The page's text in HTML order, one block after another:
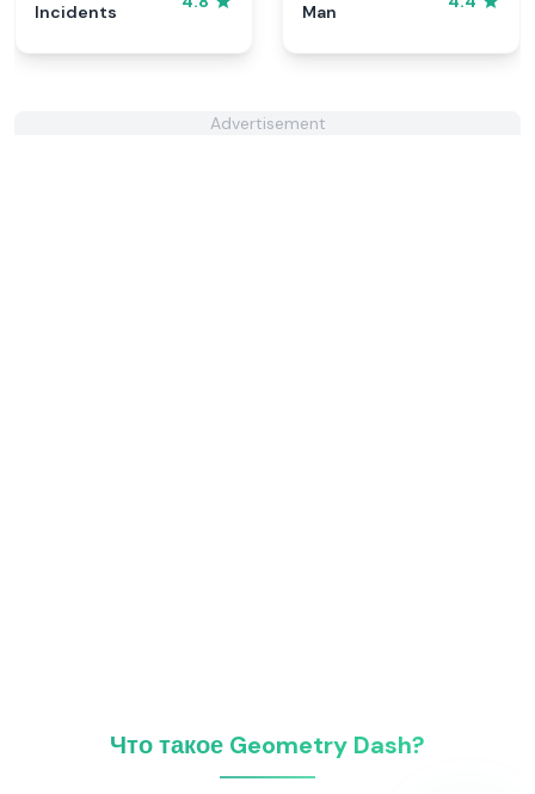
Incidents
Man
Advertisement
Что такое Geometry Dash?